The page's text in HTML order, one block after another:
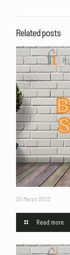
Related posts
20 Marzo 2023
Read more